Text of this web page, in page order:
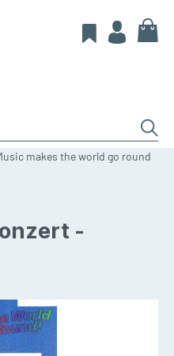
makes the world go round
-